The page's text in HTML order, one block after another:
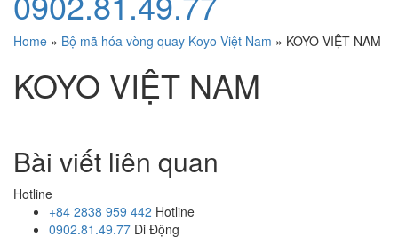
Home » Bộ mã hóa vòng quay Koyo Việt Nam » KOYO VIỆT NAM
KOYO VIỆT NAM
Bài viết liên quan
Hotline
+84 2838 959 442 Hotline
0902.81.49.77 Di Động